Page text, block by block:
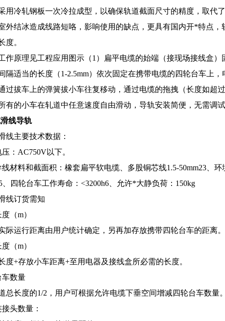
用冷轧钢板一次冷拉成型，以确保轨道截面尺寸的精度，取代
外结冰造成线路短咯，影响使用的缺点，更具有国内开*特点
度。
作原理见工程应用图示（1）扁平电缆的始端（接现场接线盒
隔适当的长度（1-2.5mm）依次固定在携带电缆的四轮台车上
过拔车上的弹簧拔小车往复移动，通过电缆的拖拽（长度如超
有的小车在轧道中任意速度自由滑动，导轨安装简便，无需调
线导轨
线主要技术数据：
：AC750V以下。
材料和截面积：橡套扁平软电缆、多股铜芯线1.5-50mm23、环
、四轮台车工作寿命：<3200h6、允许*大静负荷：150kg
线订货需知
（m）
际运行距离由用户统计确定，另再加存放携带四轮台车的距离。
（m）
度+存放小车距离+至用电器及接线盒所必需的长度。
车数量
总长度的1/2，用户可根据允许电缆下垂空间增减四轮台车数量。
头数量：